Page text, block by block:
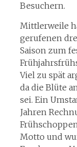
Besuchern.
Mittlerweile
gerufenen
Saison zum
Viel zu spät
da die Blüte
sei. Ein
Jahren
Motto und